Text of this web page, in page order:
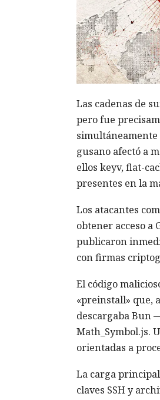
Las cadenas de
pero fue
gusano afectó a
ellos keyv, flat-
presentes en la
Los atacantes
obtener acceso
publicaron
con firmas
El código
«preinstall» que,
descargaba Bun
Math_Symbol.js.
orientadas a
La carga
claves SSH y